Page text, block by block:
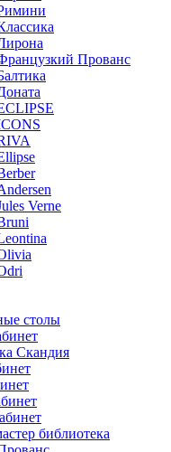
Прованс
Verne
столы
Скандия
библиотека